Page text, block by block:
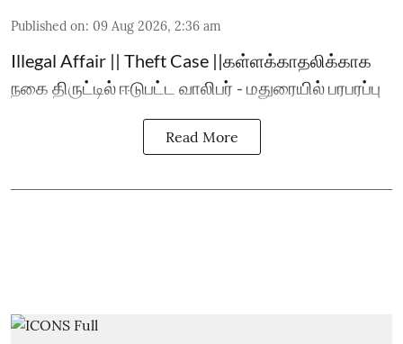
Published on: 09 Aug 2026, 2:36 am
Illegal Affair || Theft Case ||கள்ளக்காதலிக்காக
நகை திருட்டில் ஈடுபட்ட வாலிபர் - மதுரையில் பரபரப்பு
Read More